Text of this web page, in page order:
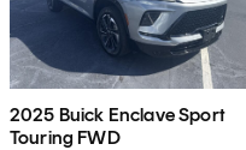
2025 Buick Enclave Sport
Touring FWD